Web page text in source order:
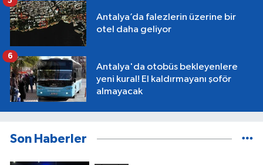
Antalya’da falezlerin üzerine bir
otel daha geliyor
Antalya'da otobüs bekleyenlere
yeni kural! El kaldırmayanı şoför
almayacak
6
Son Haberler